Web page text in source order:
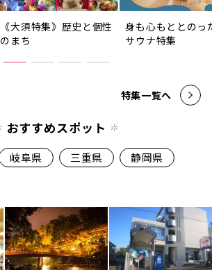
《大須特集》歴史と個性
のまち
身も心もととのっ
サウナ特集
特集一覧へ
おすすめスポット
岐阜県 三重県 静岡県